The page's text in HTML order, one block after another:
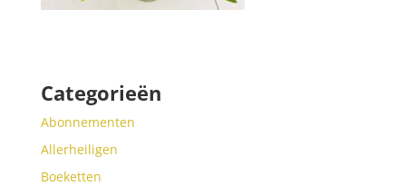
Categorieën
Abonnementen
Allerheiligen
Boeketten